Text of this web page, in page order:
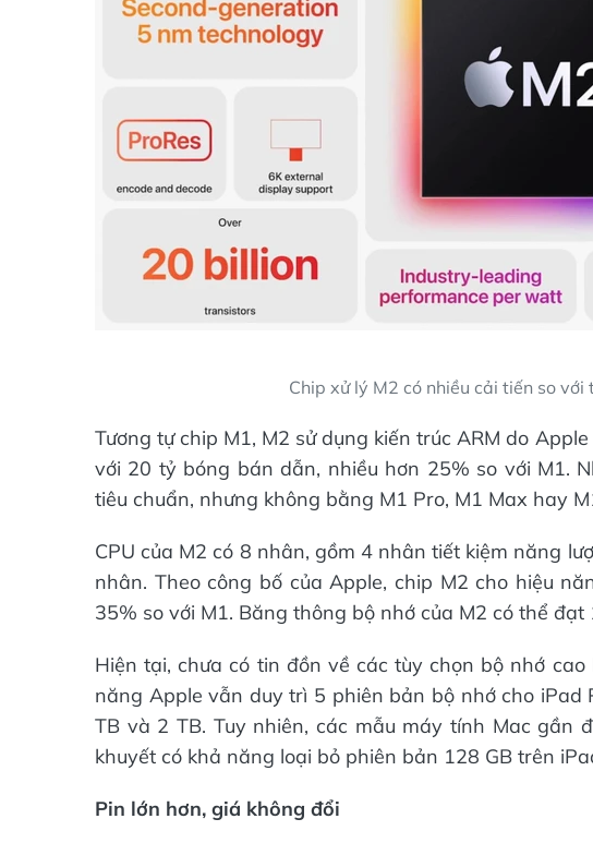
Chip xử lý M2 có nhiều cải tiến so
Tương tự chip M1, M2 sử dụng kiến trúc ARM do
với 20 tỷ bóng bán dẫn, nhiều hơn 25% so với M1.
tiêu chuẩn, nhưng không bằng M1 Pro, M1 Max hay
CPU của M2 có 8 nhân, gồm 4 nhân tiết kiệm năng
nhân. Theo công bố của Apple, chip M2 cho hiệu
35% so với M1. Băng thông bộ nhớ của M2 có thể đạt
Hiện tại, chưa có tin đồn về các tùy chọn bộ nhớ
năng Apple vẫn duy trì 5 phiên bản bộ nhớ cho iPad
TB và 2 TB. Tuy nhiên, các mẫu máy tính Mac gần
khuyết có khả năng loại bỏ phiên bản 128 GB trên
Pin lớn hơn, giá không đổi